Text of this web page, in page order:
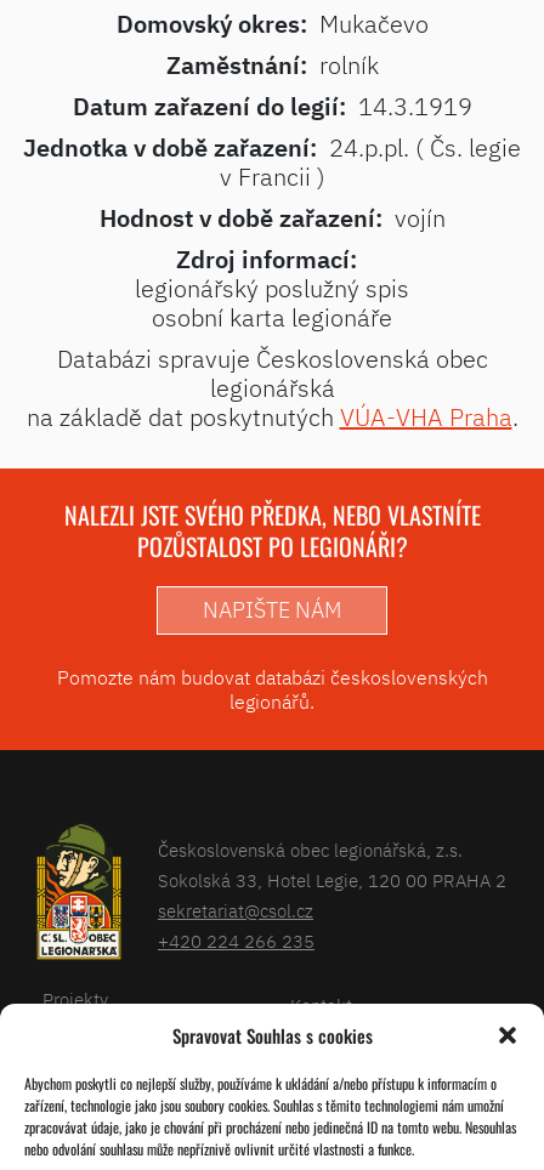
Spravovat Souhlas s cookies
Abychom poskytli co nejlepší služby, používáme k ukládání a/nebo přístupu k informacím o
zařízení, technologie jako jsou soubory cookies. Souhlas s těmito technologiemi nám umožní
zpracovávat údaje, jako je chování při procházení nebo jedinečná ID na tomto webu. Nesouhlas
nebo odvolání souhlasu může nepříznivě ovlivnit určité vlastnosti a funkce.
Domovský okres: Mukačevo
Zaměstnání: rolník
Datum zařazení do legií: 14.3.1919
Jednotka v době zařazení: 24.p.pl. ( Čs. legie
v Francii )
Hodnost v době zařazení: vojín
Zdroj informací:
legionářský poslužný spis
osobní karta legionáře
Databázi spravuje Československá obec
legionářská
na základě dat poskytnutých VÚA-VHA Praha.
NALEZLI JSTE SVÉHO PŘEDKA, NEBO VLASTNÍTE
POZŮSTALOST PO LEGIONÁŘI?
NAPIŠTE NÁM
Pomozte nám budovat databázi československých
legionářů.
Československá obec legionářská, z.s.
Sokolská 33, Hotel Legie, 120 00 PRAHA 2
sekretariat@csol.cz
+420 224 266 235
Projekty
Kalendář
O nás
Kontakt
Databáze legionářů
Pro členy
Zásady cookies